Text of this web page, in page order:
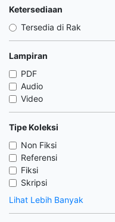
Ketersediaan
Tersedia di Rak
Lampiran
PDF
Audio
Video
Tipe Koleksi
Non Fiksi
Referensi
Fiksi
Skripsi
Lihat Lebih Banyak